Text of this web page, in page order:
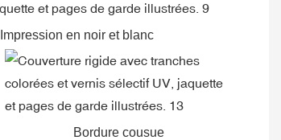
Impression en noir et blanc
Bordure cousue